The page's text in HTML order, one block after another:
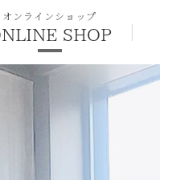
オンラインショップ
SHOP